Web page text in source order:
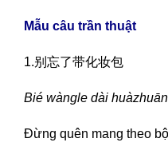
Mẫu câu trần thuật
1.别忘了带化妆包
Bié wàngle dài
Đừng quên mang theo